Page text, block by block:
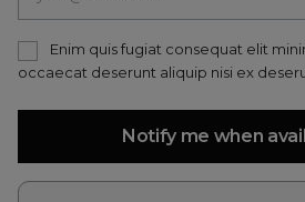
Enim quis fugiat consequat elit
occaecat deserunt aliquip nisi ex
Notify me when